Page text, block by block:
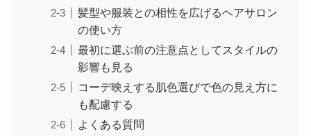
髪型や服装との相性を広げるヘアサロン
の使い方
最初に選ぶ前の注意点としてスタイルの
影響も見る
コーデ映えする肌色選びで色の見え方に
も配慮する
よくある質問